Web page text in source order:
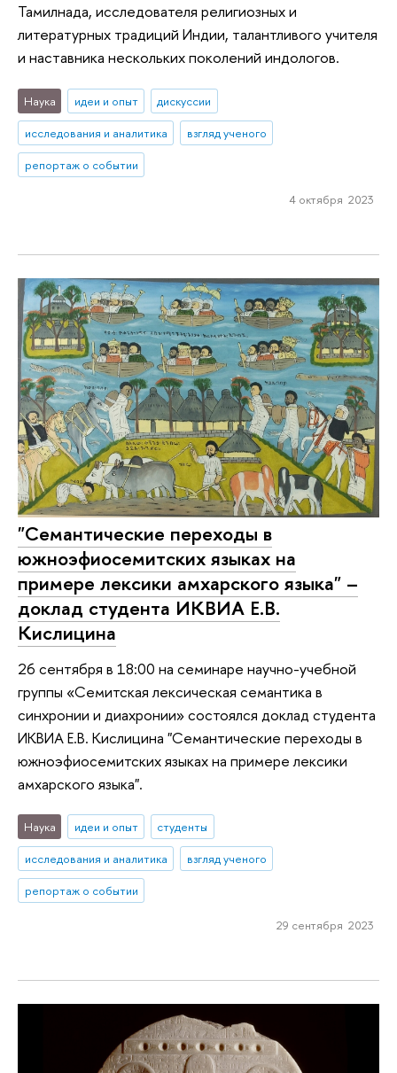
Тамилнада, исследователя религиозных и
литературных традиций Индии, талантливого учителя
и наставника нескольких поколений индологов.
Наука идеи и опыт
дискуссии
исследования и аналитика
взгляд ученого
репортаж о событии
4 октября 2023
"Семантические переходы в
южноэфиосемитских языках на
примере лексики амхарского языка" –
доклад студента ИКВИА Е.В.
Кислицина
26 сентября в 18:00 на семинаре научно-учебной
группы «Семитская лексическая семантика в
синхронии и диахронии» состоялся доклад студента
ИКВИА Е.В. Кислицина "Семантические переходы в
южноэфиосемитских языках на примере лексики
амхарского языка".
Наука идеи и опыт
студенты
исследования и аналитика
взгляд ученого
репортаж о событии
29 сентября 2023